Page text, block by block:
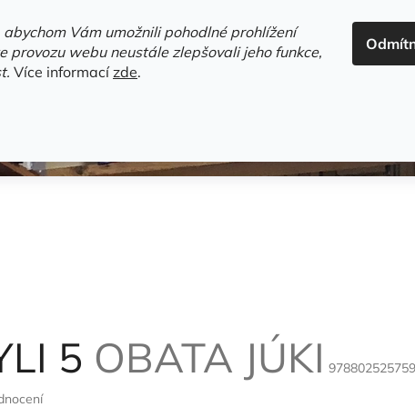
abychom Vám umožnili pohodlné prohlížení
provozu webu neustále zlepšovali jeho funkce,
Více informacízde.
HLEDAT
5 OBATA JÚKI